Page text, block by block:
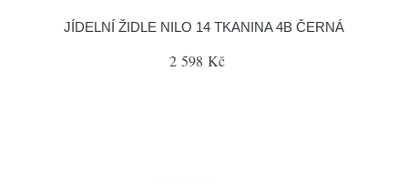
JÍDELNÍ ŽIDLE NILO 14 TKANINA 4B ČERNÁ
2 598 Kč